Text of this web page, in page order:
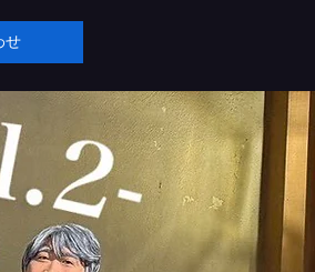
せ